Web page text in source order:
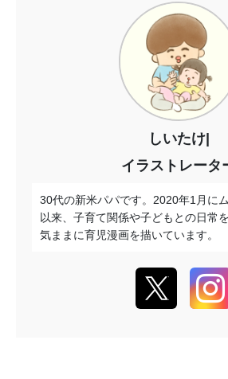
しいたけ|
イラストレータ
30代の新米パパです。2020年1月に
以来、子育て関係や子どもとの日常
気ままに育児漫画を描いています。